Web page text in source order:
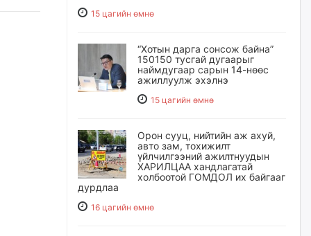
15 цагийн өмнө
“Хотын дарга сонсож байна”
150150 тусгай дугаарыг
наймдугаар сарын 14-нөөс
ажиллуулж эхэлнэ
15 цагийн өмнө
Орон сууц, нийтийн аж ахуй,
авто зам, тохижилт
үйлчилгээний ажилтнуудын
ХАРИЛЦАА хандлагатай
холбоотой ГОМДОЛ их байгааг
дурдлаа
16 цагийн өмнө